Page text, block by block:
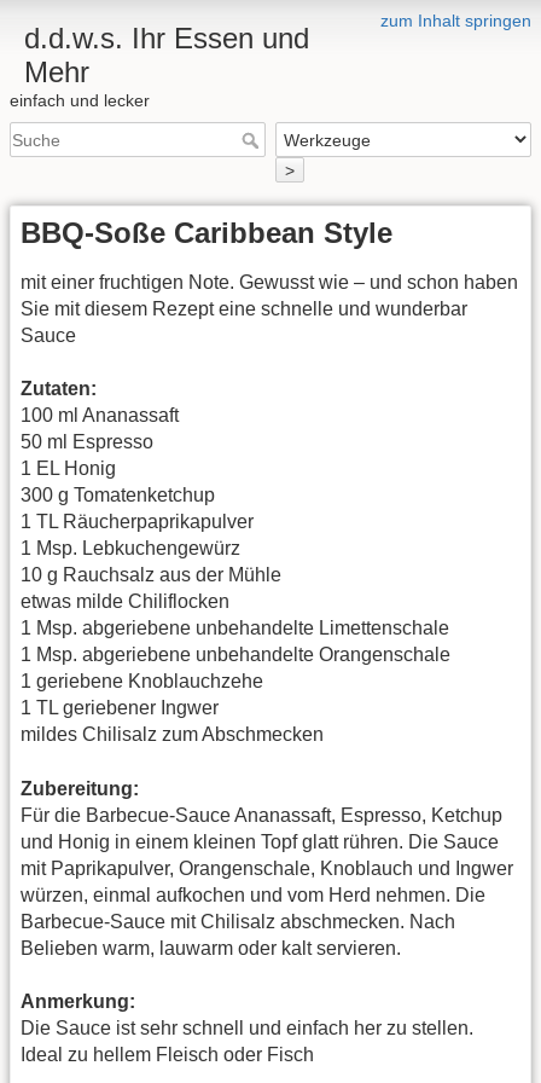
zum Inhalt springen
d.d.w.s. Ihr Essen und
Mehr
einfach und lecker
>
BBQ-Soße Caribbean Style
mit einer fruchtigen Note. Gewusst wie – und schon haben
Sie mit diesem Rezept eine schnelle und wunderbar
Sauce
Zutaten:
100 ml Ananassaft
50 ml Espresso
1 EL Honig
300 g Tomatenketchup
1 TL Räucherpaprikapulver
1 Msp. Lebkuchengewürz
10 g Rauchsalz aus der Mühle
etwas milde Chiliflocken
1 Msp. abgeriebene unbehandelte Limettenschale
1 Msp. abgeriebene unbehandelte Orangenschale
1 geriebene Knoblauchzehe
1 TL geriebener Ingwer
mildes Chilisalz zum Abschmecken
Zubereitung:
Für die Barbecue-Sauce Ananassaft, Espresso, Ketchup
und Honig in einem kleinen Topf glatt rühren. Die Sauce
mit Paprikapulver, Orangenschale, Knoblauch und Ingwer
würzen, einmal aufkochen und vom Herd nehmen. Die
Barbecue-Sauce mit Chilisalz abschmecken. Nach
Belieben warm, lauwarm oder kalt servieren.
Anmerkung:
Die Sauce ist sehr schnell und einfach her zu stellen.
Ideal zu hellem Fleisch oder Fisch